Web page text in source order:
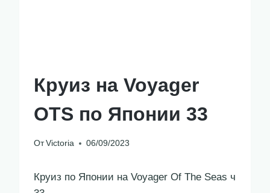
Круиз на Voyager
OTS по Японии 33
От Victoria 06/09/2023
Круиз по Японии на Voyager Of The Seas ч